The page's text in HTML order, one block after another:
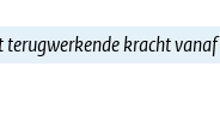
kracht